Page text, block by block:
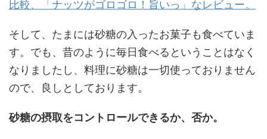
比較、「ナッツがゴロゴロ！旨いっ」なレビュー。
そして、たまには砂糖の入ったお菓子も食べていま
す。でも、昔のように毎日食べるということはなく
なりましたし、料理に砂糖は一切使っておりません
ので、良しとしております。
砂糖の摂取をコントロールできるか、否か。